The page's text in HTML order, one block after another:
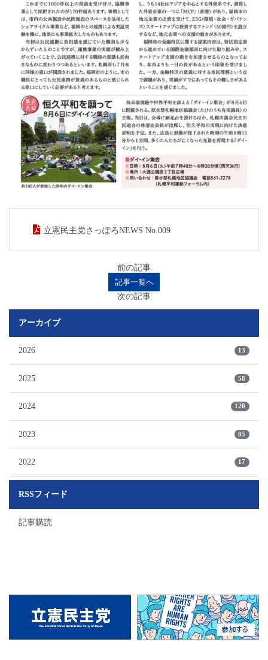
立憲民主党さっぽろNEWS No.009
前の記事
記事一覧へ
次の記事
アーカイブ
2026 13
2025 58
2024 120
2023 85
2022 17
RSSフィード
記事購読